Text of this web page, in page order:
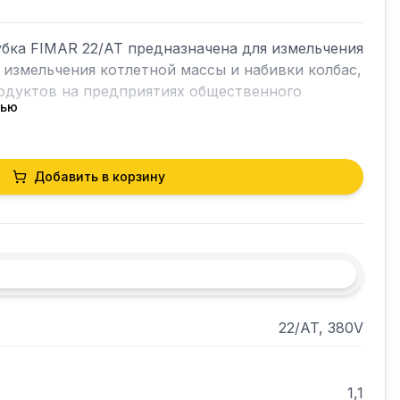
FIMAR 22/AT предназначена для измельчения
котлетной массы и набивки колбас,
на предприятиях общественного
стали, отверстие для подачи мяса ø 52
в масляной ванне, в комплекте с
из нержавеющей стали (отверстия ø 6
ножом из нержавеющей стали.
рычаге терки.
Добавить в корзину
22/AT, 380V
1,1